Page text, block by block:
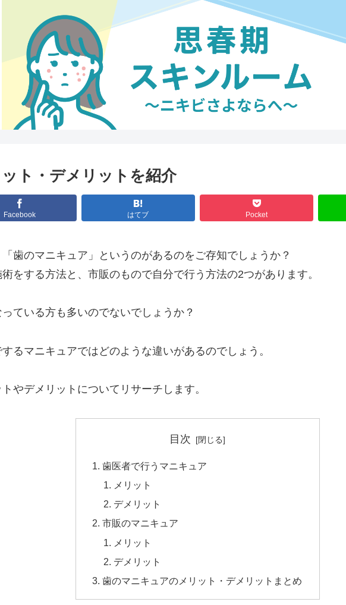
ト・デメリットを紹介
Facebook はてブ Pocket
歯のマニキュア」というのがあるのをご存知でしょうか？
をする方法と、市販のもので自分で行う方法の2つがあります。
ている方も多いのでないでしょうか？
るマニキュアではどのような違いがあるのでしょう。
やデメリットについてリサーチします。
目次
歯医者で行うマニキュア
メリット
デメリット
市販のマニキュア
メリット
デメリット
歯のマニキュアのメリット・デメリットまとめ